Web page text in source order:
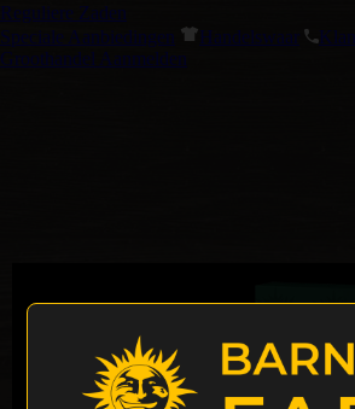
Reguliere Zaden
Speciale Aanbiedingen
Handelswaar
Groothandel Aanmelden